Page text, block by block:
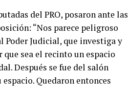
del PRO, posaron ante las
“Nos parece peligroso
Poder Judicial, que investiga y
sea el recinto un espacio
Después se fue del salón
Quedaron entonces